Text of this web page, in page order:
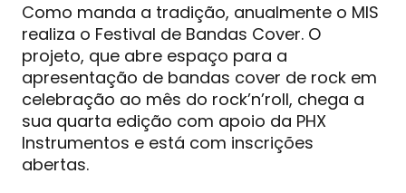
Como manda a tradição, anualmente o MIS
realiza o Festival de Bandas Cover. O
projeto, que abre espaço para a
apresentação de bandas cover de rock em
celebração ao mês do rock’n’roll, chega a
sua quarta edição com apoio da PHX
Instrumentos e está com inscrições
abertas.